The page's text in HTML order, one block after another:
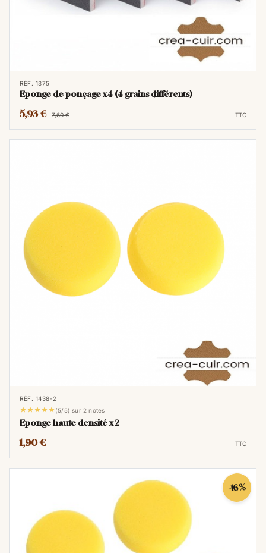
RÉF. 1375
Eponge de ponçage x4 (4 grains différents)
5,93 € 7,60 € TTC
RÉF. 1438-2
(5/5) sur 2 notes
Eponge haute densité x 2
1,90 € TTC
-16%